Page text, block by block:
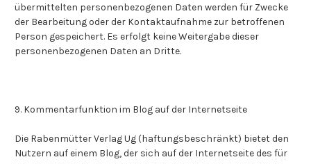
übermittelten personenbezogenen Daten werden für Zwecke
der Bearbeitung oder der Kontaktaufnahme zur betroffenen
Person gespeichert. Es erfolgt keine Weitergabe dieser
personenbezogenen Daten an Dritte.
9. Kommentarfunktion im Blog auf der Internetseite
Die Rabenmütter Verlag Ug (haftungsbeschränkt) bietet den
Nutzern auf einem Blog, der sich auf der Internetseite des für